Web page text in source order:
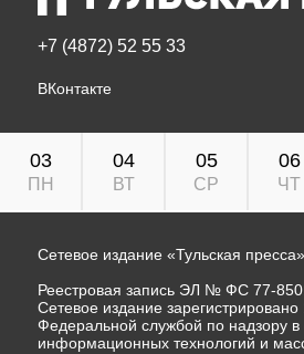
+7 (4872) 52 55 33
ВКонтакте
03
ПН
04
ВТ
05
СР
06
ЧТ
Сетевое издание «Тульская пресса»
Реестровая запись ЭЛ № ФС 77-
Сетевое издание
Федеральной службой по надзору в
информационных технологий и